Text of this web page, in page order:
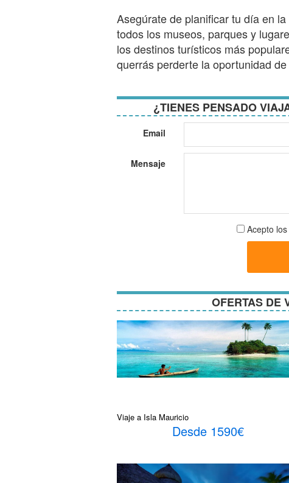
Asegúrate de planificar tu día en
todos los museos, parques y
los destinos turísticos más
querrás perderte la oportunidad
¿TIENES PENSADO
Email
Mensaje
Aceptar
términos
Acepto los
OFERTAS DE
Viaje a Isla Mauricio
Desde 1590€